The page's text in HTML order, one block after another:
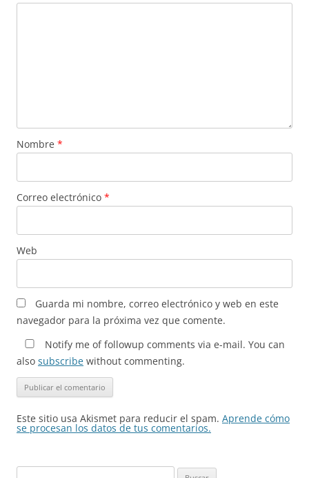
Nombre *
Correo electrónico *
Web
Guarda mi nombre, correo electrónico y web en este
navegador para la próxima vez que comente.
Notify me of followup comments via e-mail. You can
also subscribe without commenting.
Este sitio usa Akismet para reducir el spam. Aprende cómo
se procesan los datos de tus comentarios.